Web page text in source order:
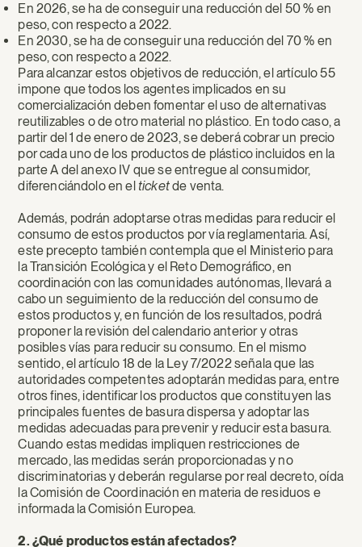
En 2026, se ha de conseguir una reducción del 50 % en
peso, con respecto a 2022.
En 2030, se ha de conseguir una reducción del 70 % en
peso, con respecto a 2022.
Para alcanzar estos objetivos de reducción, el artículo 55
impone que todos los agentes implicados en su
comercialización deben fomentar el uso de alternativas
reutilizables o de otro material no plástico. En todo caso, a
partir del 1 de enero de 2023, se deberá cobrar un precio
por cada uno de los productos de plástico incluidos en la
parte A del anexo IV que se entregue al consumidor,
diferenciándolo en el ticketde venta.
Además, podrán adoptarse otras medidas para reducir el
consumo de estos productos por vía reglamentaria. Así,
este precepto también contempla que el Ministerio para
la Transición Ecológica y el Reto Demográfico, en
coordinación con las comunidades autónomas, llevará a
cabo un seguimiento de la reducción del consumo de
estos productos y, en función de los resultados, podrá
proponer la revisión del calendario anterior y otras
posibles vías para reducir su consumo. En el mismo
sentido, el artículo 18 de la Ley 7/2022 señala que las
autoridades competentes adoptarán medidas para, entre
otros fines, identificar los productos que constituyen las
principales fuentes de basura dispersa y adoptar las
medidas adecuadas para prevenir y reducir esta basura.
Cuando estas medidas impliquen restricciones de
mercado, las medidas serán proporcionadas y no
discriminatorias y deberán regularse por real decreto, oída
la Comisión de Coordinación en materia de residuos e
informada la Comisión Europea.
2. ¿Qué productos están afectados?